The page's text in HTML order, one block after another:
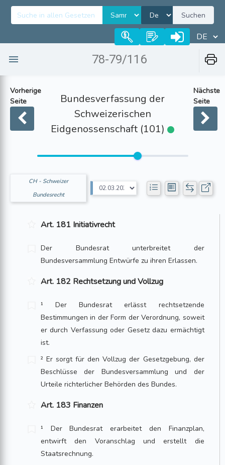
Suchen
78-79/116
Vorherige
Seite
Bundesverfassung der
Schweizerischen
Eidgenossenschaft (101)
Nächste
Seite
CH - Schweizer
Bundesrecht
Art. 181 Initiativrecht
Der Bundesrat unterbreitet der
Bundesversammlung Entwürfe zu ihren Erlassen.
Art. 182 Rechtsetzung und Vollzug
¹ Der Bundesrat erlässt rechtsetzende
Bestimmungen in der Form der Verordnung, soweit
er durch Verfassung oder Gesetz dazu ermächtigt
ist.
² Er sorgt für den Vollzug der Gesetzgebung, der
Beschlüsse der Bundesversammlung und der
Urteile richterlicher Behörden des Bundes.
Art. 183 Finanzen
¹ Der Bundesrat erarbeitet den Finanzplan,
entwirft den Voranschlag und erstellt die
Staatsrechnung.